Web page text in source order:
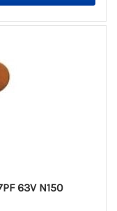
63V N150